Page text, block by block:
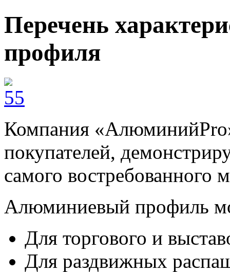
Перечень
профиля
Компания
покупателей,
самого востребованного
Алюминиевый профиль
Для торгового и
Для раздвижных